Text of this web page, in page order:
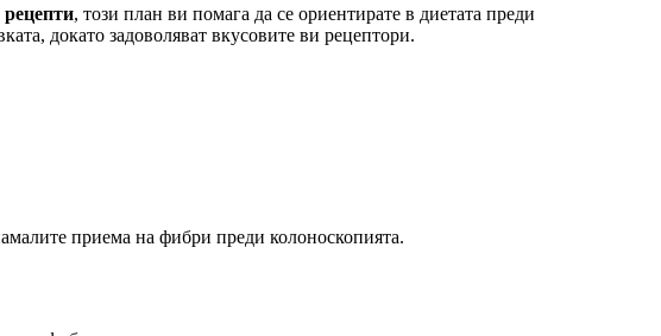
, този план ви помага да се ориентирате в диетата преди
докато задоволяват вкусовите ви рецептори.
приема на фибри преди колоноскопията.